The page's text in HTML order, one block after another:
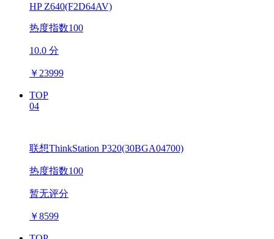
HP Z640(F2D64AV)
热度指数100
10.0 分
￥ 23999
TOP
04
联想ThinkStation P320(30BGA04700)
热度指数100
暂无评分
￥8599